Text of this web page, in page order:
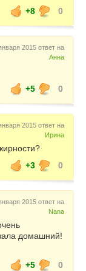
+8
0
2015 ответ на
Анна
+5
0
2015 ответ на
Ирина
+3
0
2015 ответ на
Nana
домашний!
+5 0